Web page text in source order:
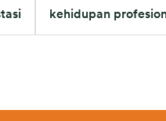
kehidupan